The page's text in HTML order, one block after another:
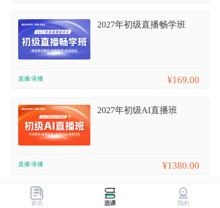
2027年初级直播畅学班
直播/录播 ¥169.00
2027年初级AI直播班
直播/录播 ¥1380.00
资讯 选课 我的